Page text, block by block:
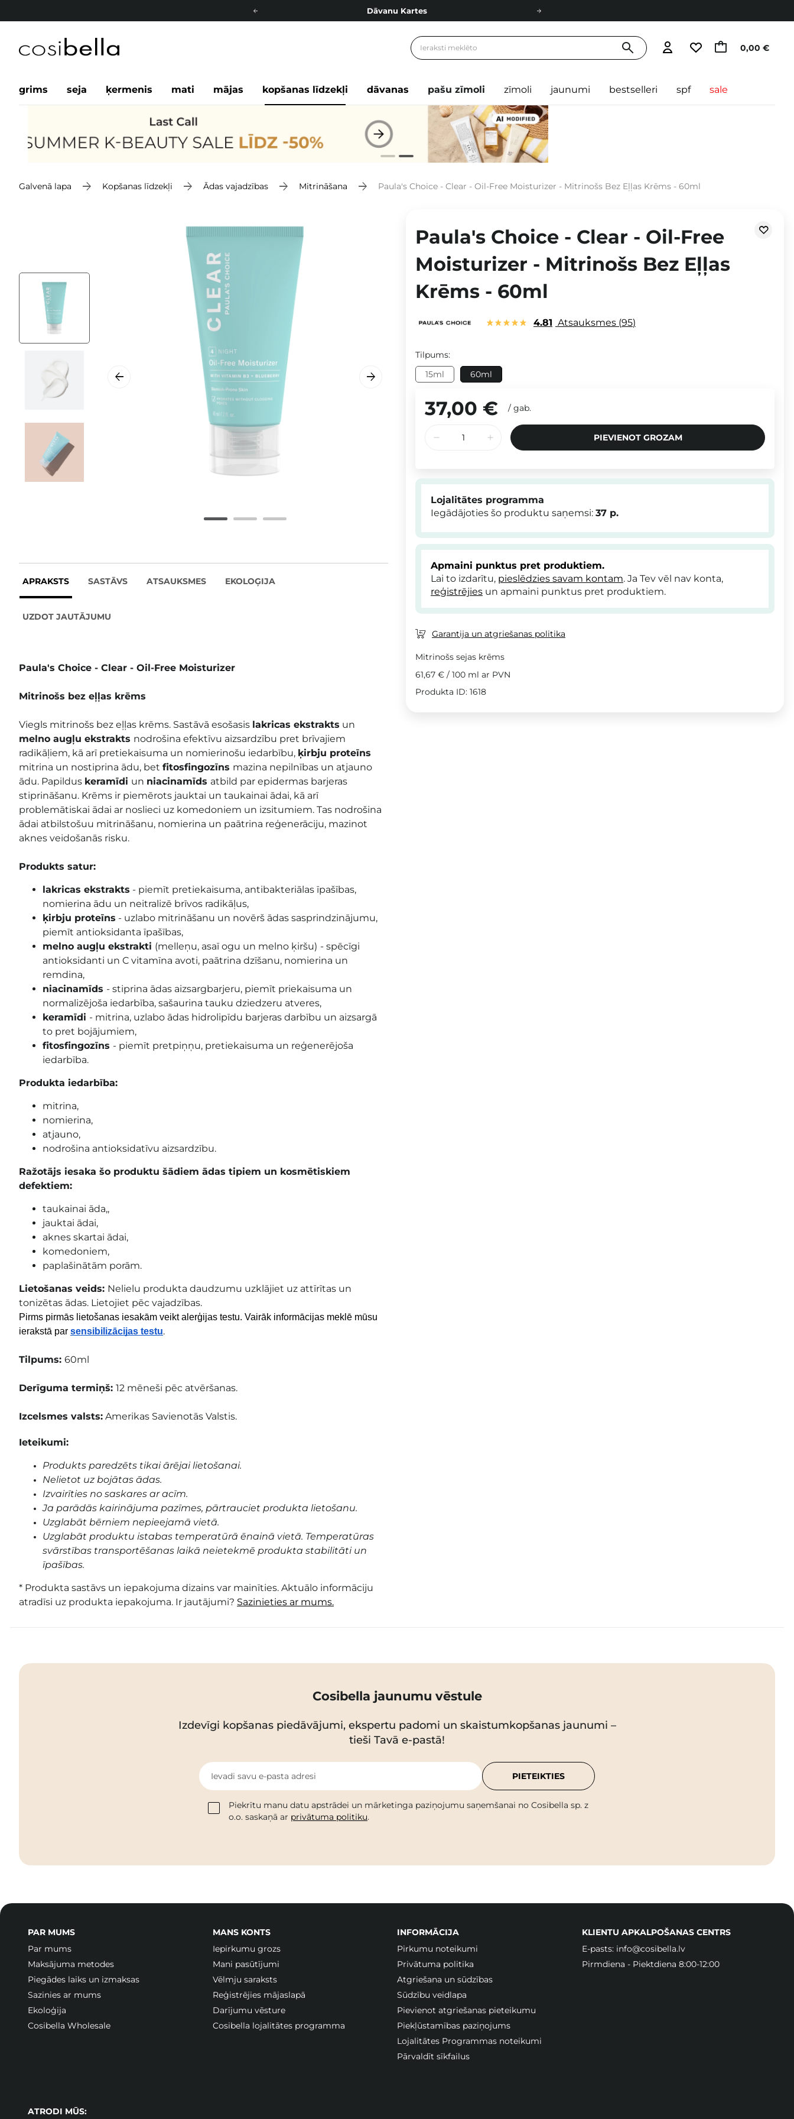
Dāvanu Kartes
Bezmaskas piegāde no 49,00 € 0,00 €
grims seja ķermenis mati mājas kopšanas līdzekļi dāvanas pašu zīmoli zīmoli jaunumi bestselleri spf sale
Galvenā lapa Kopšanas līdzekļi Ādas vajadzības Mitrināšana Paula's Choice - Clear - Oil-Free Moisturizer - Mitrinošs Bez Eļļas Krēms - 60ml
APRAKSTS SASTĀVS ATSAUKSMES EKOLOĢIJA
UZDOT JAUTĀJUMU
Paula's Choice - Clear - Oil-Free Moisturizer
Mitrinošs bez eļļas krēms
Viegls mitrinošs bez eļļas krēms. Sastāvā esošasis lakricas ekstrakts un
melno augļu ekstrakts nodrošina efektīvu aizsardzību pret brīvajiem
radikāļiem, kā arī pretiekaisuma un nomierinošu iedarbību, ķirbju proteīns
mitrina un nostiprina ādu, bet fitosfingozīns mazina nepilnības un atjauno
ādu. Papildus keramīdi un niacinamīds atbild par epidermas barjeras
stiprināšanu. Krēms ir piemērots jauktai un taukainai ādai, kā arī
problemātiskai ādai ar noslieci uz komedoniem un izsitumiem. Tas nodrošina
ādai atbilstošuu mitrināšanu, nomierina un paātrina reģenerāciju, mazinot
aknes veidošanās risku.
Produkts satur:
lakricas ekstrakts - piemīt pretiekaisuma, antibakteriālas īpašības,
nomierina ādu un neitralizē brīvos radikāļus,
ķirbju proteīns - uzlabo mitrināšanu un novērš ādas sasprindzinājumu,
piemīt antioksidanta īpašības,
melno augļu ekstrakti (melleņu, asaī ogu un melno ķiršu) - spēcīgi
antioksidanti un C vitamīna avoti, paātrina dzīšanu, nomierina un
remdina,
niacinamīds - stiprina ādas aizsargbarjeru, piemīt priekaisuma un
normalizējoša iedarbība, sašaurina tauku dziedzeru atveres,
keramīdi - mitrina, uzlabo ādas hidrolipīdu barjeras darbību un aizsargā
to pret bojājumiem,
fitosfingozīns - piemīt pretpiņņu, pretiekaisuma un reģenerējoša
iedarbība.
Produkta iedarbība:
mitrina,
nomierina,
atjauno,
nodrošina antioksidatīvu aizsardzību.
Ražotājs iesaka šo produktu šādiem ādas tipiem un kosmētiskiem
defektiem:
taukainai āda,,
jauktai ādai,
aknes skartai ādai,
komedoniem,
paplašinātām porām.
Lietošanas veids: Nelielu produkta daudzumu uzklājiet uz attīrītas un
tonizētas ādas. Lietojiet pēc vajadzības.
Pirms pirmās lietošanas iesakām veikt alerģijas testu. Vairāk informācijas meklē mūsu
ierakstā par sensibilizācijas testu.
Tilpums: 60ml
Derīguma termiņš: 12 mēneši pēc atvēršanas.
Izcelsmes valsts: Amerikas Savienotās Valstis.
Ieteikumi:
Produkts paredzēts tikai ārējai lietošanai.
Nelietot uz bojātas ādas.
Izvairīties no saskares ar acīm.
Ja parādās kairinājuma pazīmes, pārtrauciet produkta lietošanu.
Uzglabāt bērniem nepieejamā vietā.
Uzglabāt produktu istabas temperatūrā ēnainā vietā. Temperatūras
svārstības transportēšanas laikā neietekmē produkta stabilitāti un
īpašības.
* Produkta sastāvs un iepakojuma dizains var mainīties. Aktuālo informāciju
atradīsi uz produkta iepakojuma. Ir jautājumi? Sazinieties ar mums.
Paula's Choice - Clear - Oil-Free
Moisturizer - Mitrinošs Bez Eļļas
Krēms - 60ml
4.81 Atsauksmes 95
Tilpums:
15ml
60ml
37,00 € / gab.
PIEVIENOT GROZAM
Lojalitātes programma
Iegādājoties šo produktu saņemsi: 37 p.
Apmaini punktus pret produktiem.
Lai to izdarītu, pieslēdzies savam kontam. Ja Tev vēl nav konta,
reģistrējies un apmaini punktus pret produktiem.
Garantija un atgriešanas politika
Mitrinošs sejas krēms
61,67 € / 100 ml ar PVN
Produkta ID: 1618
Cosibella jaunumu vēstule
Izdevīgi kopšanas piedāvājumi, ekspertu padomi un skaistumkopšanas jaunumi –
tieši Tavā e-pastā!
Ievadi savu e-pasta adresi
Piekrītu manu datu apstrādei un mārketinga paziņojumu saņemšanai no Cosibella sp. z
o.o. saskaņā ar privātuma politiku.
PIETEIKTIES
PAR MUMS
Par mums
Maksājuma metodes
Piegādes laiks un izmaksas
Sazinies ar mums
Ekoloģija
Cosibella Wholesale
MANS KONTS
Iepirkumu grozs
Mani pasūtījumi
Vēlmju saraksts
Reģistrējies mājaslapā
Darījumu vēsture
Cosibella lojalitātes programma
INFORMĀCIJA
Pirkumu noteikumi
Privātuma politika
Atgriešana un sūdzības
Sūdzību veidlapa
Pievienot atgriešanas pieteikumu
Piekļūstamības paziņojums
Lojalitātes Programmas noteikumi
Pārvaldīt sīkfailus
KLIENTU APKALPOŠANAS CENTRS
E-pasts: info@cosibella.lv
Pirmdiena - Piektdiena 8:00-12:00
ATRODI MŪS: